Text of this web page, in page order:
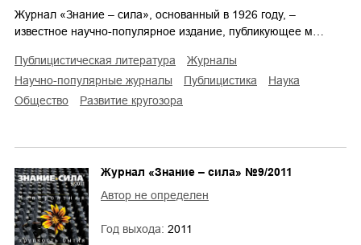
Журнал «Знание – сила», основанный в 1926 году, –
известное научно-популярное издание, публикующее м…
публицистическая литература
журналы
научно-популярные журналы
публицистика
наука
общество
развитие кругозора
Журнал «Знание – сила» №9/2011
Автор не определен
Год выхода: 2011